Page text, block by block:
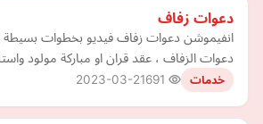
دعوات زفاف
انفيموشن دعوات زفاف فيديو بخطوات بسيطة
دعوات الزفاف ، عقد قران او مباركة مولود
خدمات 2023-03-21